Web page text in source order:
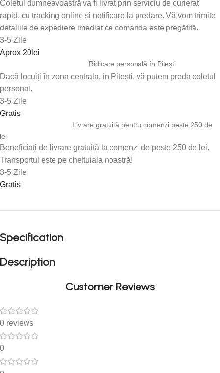
Coletul dumneavoastră va fi livrat prin serviciu de curierat
rapid, cu tracking online și notificare la predare. Vă vom trimite
detaliile de expediere imediat ce comanda este pregătită.
3-5 Zile
Aprox 20lei
Ridicare personală în Pitești
Dacă locuiți în zona centrala, in Pitești, vă putem preda coletul
personal.
3-5 Zile
Gratis
Livrare gratuită pentru comenzi peste 250 de
lei
Beneficiați de livrare gratuită la comenzi de peste 250 de lei.
Transportul este pe cheltuiala noastră!
3-5 Zile
Gratis
Specification
Description
Customer Reviews
0 reviews
0